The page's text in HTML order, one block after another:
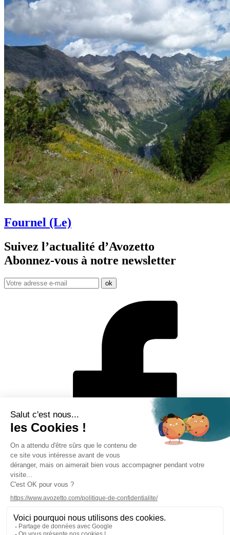
Fournel (Le)
Suivez l’actualité d’Avozetto
Abonnez-vous à notre newsletter
Mentions légales
Politique de protection des données personnelles
CGV